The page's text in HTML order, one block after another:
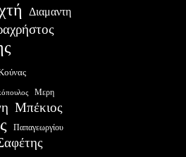
Διαμαντη
Μερη
Μπέκιος
Παπαγεωργίου